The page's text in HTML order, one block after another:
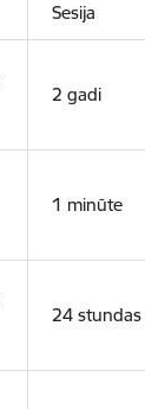
Sesija
2 gadi
1 minūte
24 stundas